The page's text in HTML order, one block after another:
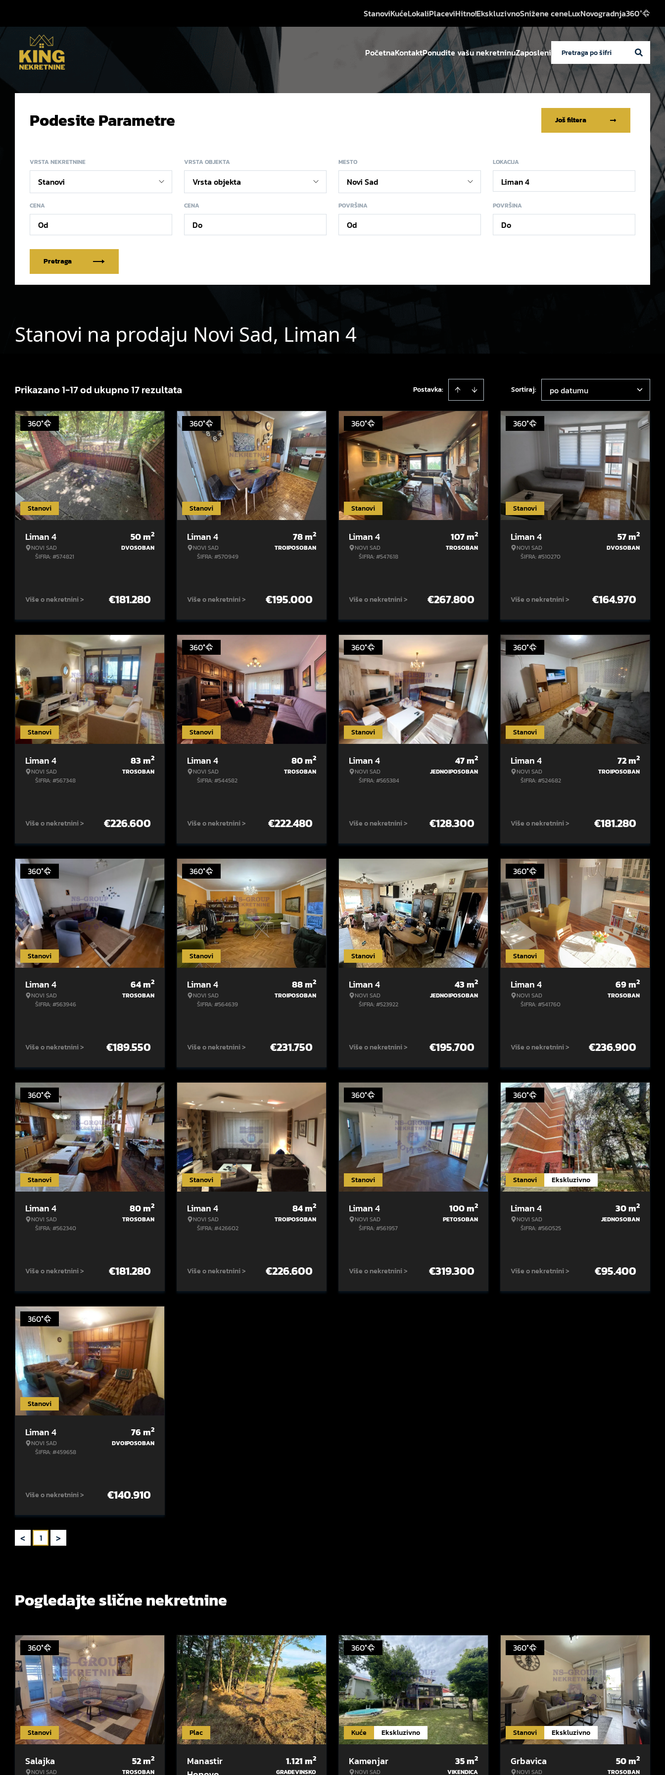
StanoviKućeLokaliPlaceviHitno!EkskluzivnoSnižene ceneLuxNovogradnja360°
PočetnaKontaktPonudite vašu nekretninuZaposleni
Podesite Parametre Još filtera
VRSTA NEKRETNINE VRSTA OBJEKTA MESTO LOKACIJA
Liman 4
CENA CENA POVRŠINA POVRŠINA
Pretraga
Stanovi na prodaju Novi Sad, Liman 4
Prikazano 1-17 od ukupno 17 rezultata Postavka: Sortiraj: po datumu
Stanovi
360°
Liman 4
NOVI SAD
ŠIFRA: #574821
50m2
DVOSOBAN
Više o nekretnini > €181.280
Stanovi
360°
Liman 4
NOVI SAD
ŠIFRA: #570949
78m2
TROIPOSOBAN
Više o nekretnini > €195.000
Stanovi
360°
Liman 4
NOVI SAD
ŠIFRA: #547618
107m2
TROSOBAN
Više o nekretnini > €267.800
Stanovi
360°
Liman 4
NOVI SAD
ŠIFRA: #510270
57m2
DVOSOBAN
Više o nekretnini > €164.970
Stanovi
Liman 4
NOVI SAD
ŠIFRA: #567348
83m2
TROSOBAN
Više o nekretnini > €226.600
Stanovi
360°
Liman 4
NOVI SAD
ŠIFRA: #544582
80m2
TROSOBAN
Više o nekretnini > €222.480
Stanovi
360°
Liman 4
NOVI SAD
ŠIFRA: #565384
47m2
JEDNOIPOSOBAN
Više o nekretnini > €128.300
Stanovi
360°
Liman 4
NOVI SAD
ŠIFRA: #524682
72m2
TROIPOSOBAN
Više o nekretnini > €181.280
Stanovi
360°
Liman 4
NOVI SAD
ŠIFRA: #563946
64m2
TROSOBAN
Više o nekretnini > €189.550
Stanovi
360°
Liman 4
NOVI SAD
ŠIFRA: #564639
88m2
TROIPOSOBAN
Više o nekretnini > €231.750
Stanovi
Liman 4
NOVI SAD
ŠIFRA: #523922
43m2
JEDNOIPOSOBAN
Više o nekretnini > €195.700
Stanovi
360°
Liman 4
NOVI SAD
ŠIFRA: #541760
69m2
TROSOBAN
Više o nekretnini > €236.900
Stanovi
360°
Liman 4
NOVI SAD
ŠIFRA: #562340
80m2
TROSOBAN
Više o nekretnini > €181.280
Stanovi
Liman 4
NOVI SAD
ŠIFRA: #426602
84m2
TROIPOSOBAN
Više o nekretnini > €226.600
Stanovi
360°
Liman 4
NOVI SAD
ŠIFRA: #561957
100m2
PETOSOBAN
Više o nekretnini > €319.300
Stanovi Ekskluzivno
360°
Liman 4
NOVI SAD
ŠIFRA: #560525
30m2
JEDNOSOBAN
Više o nekretnini > €95.400
Stanovi
360°
Liman 4
NOVI SAD
ŠIFRA: #459658
76m2
DVOIPOSOBAN
Više o nekretnini > €140.910
< 1 >
Pogledajte slične nekretnine
Stanovi
360°
Salajka
NOVI SAD
52m2
TROSOBAN
Plac
Manastir
1.121m2
GRAĐEVINSKO
Kuće Ekskluzivno
360°
Kamenjar
NOVI SAD
35m2
VIKENDICA
Stanovi Ekskluzivno
360°
Grbavica
NOVI SAD
50m2
TROSOBAN